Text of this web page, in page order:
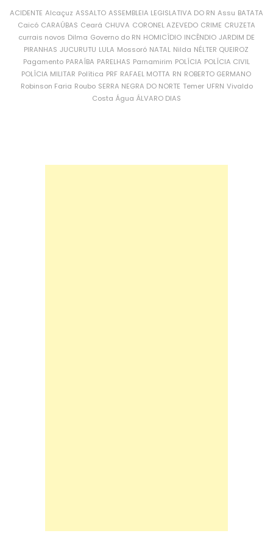
ACIDENTE Alcaçuz ASSALTO ASSEMBLEIA LEGISLATIVA DO RN Assu BATATA
Caicó CARAÚBAS Ceará CHUVA CORONEL AZEVEDO CRIME CRUZETA
currais novos Dilma Governo do RN HOMICÍDIO INCÊNDIO JARDIM DE
PIRANHAS JUCURUTU LULA Mossoró NATAL Nilda NÉLTER QUEIROZ
Pagamento PARAÍBA PARELHAS Parnamirim POLÍCIA POLÍCIA CIVIL
POLÍCIA MILITAR Política PRF RAFAEL MOTTA RN ROBERTO GERMANO
Robinson Faria Roubo SERRA NEGRA DO NORTE Temer UFRN Vivaldo
Costa Água ÁLVARO DIAS